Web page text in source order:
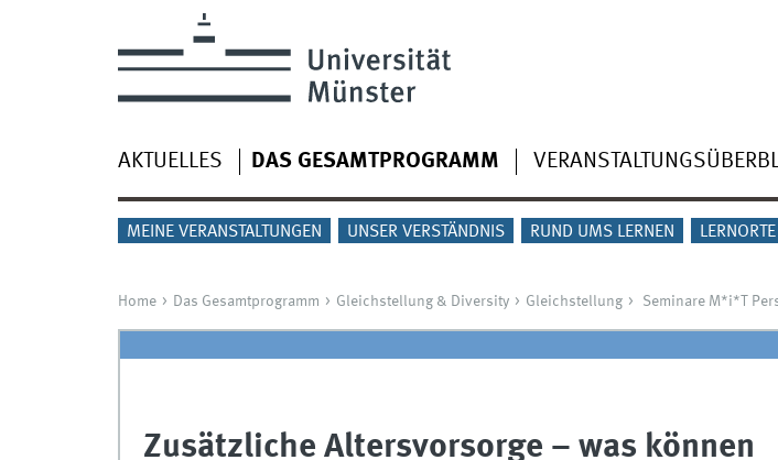
AKTUELLES DAS GESAMTPROGRAMM
MEINE VERANSTALTUNGEN UNSER VERSTÄNDNIS RUND UMS LERNEN LERNORTE
Home Das Gesamtprogramm Gleichstellung & Diversity Gleichstellung Seminare M*i*T
Zusätzliche Altersvorsorge – was können